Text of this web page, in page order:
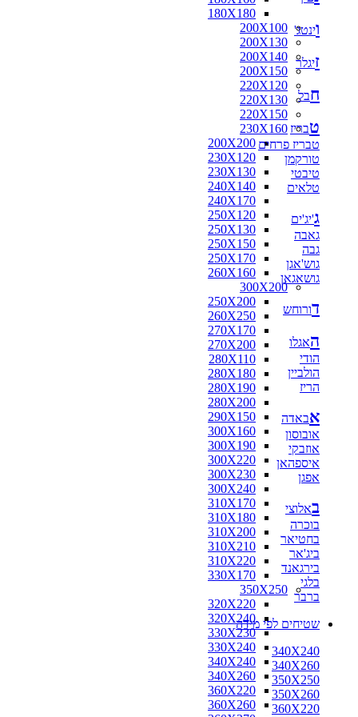
180X180
200X100
200X130
200X140
200X150
220X120
220X130
220X150
230X160
200X200
230X120
230X130
240X140
240X170
250X120
250X130
250X150
250X170
260X160
300X200
250X200
260X250
270X170
270X200
280X110
280X180
280X190
280X200
290X150
300X160
300X190
300X220
300X230
300X240
310X170
310X180
310X200
310X210
310X220
330X170
350X250
320X220
320X240
330X230
330X240
340X240
340X260
360X220
360X260
וינטג'
זיגלר
חבל
טבריז
טבריז פרחים
טורקמן
טיבטי
טלאים
ג'יג'ים
גאבה
גבה
גוש'אגן
גושאגאן
דורוחש
האגלו
הודי
הולביין
הריז
אבאדה
אובוסון
אוזבקי
איספהאן
אפגן
באלוצי
בוכרה
בחטיאר
ביג'אר
בירגאנד
בלגי
ברבר
שטיחים לפי מידה
340X240
340X260
350X250
350X260
360X220